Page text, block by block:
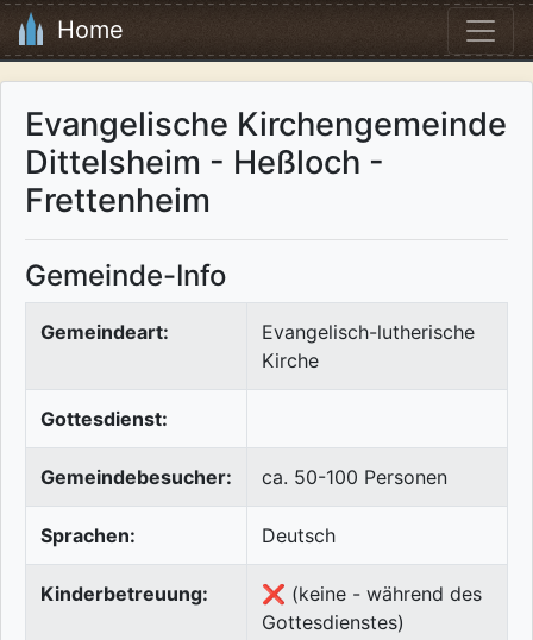
Home
Evangelische Kirchengemeinde
Dittelsheim - Heßloch -
Frettenheim
Gemeinde-Info
Gemeindeart:
Evangelisch-lutherische
Kirche
Gottesdienst:
Gemeindebesucher: ca. 50-100 Personen
Sprachen: Deutsch
Kinderbetreuung:
❌ (keine - während des
Gottesdienstes)